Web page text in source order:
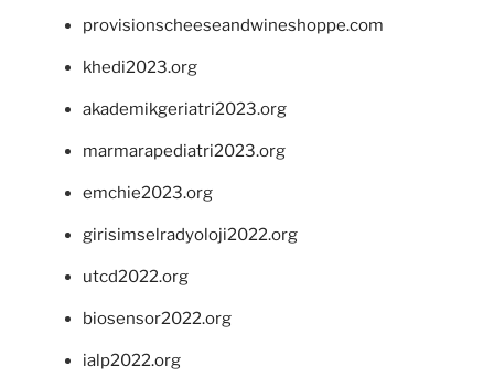
provisionscheeseandwineshoppe.com
khedi2023.org
akademikgeriatri2023.org
marmarapediatri2023.org
emchie2023.org
girisimselradyoloji2022.org
utcd2022.org
biosensor2022.org
ialp2022.org